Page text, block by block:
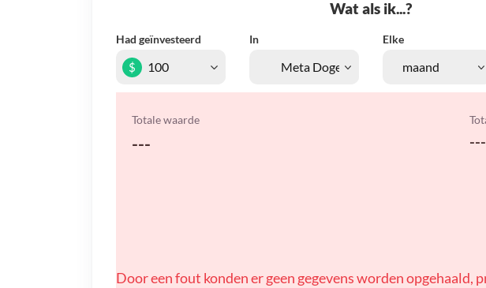
Wat als ik...?
Had geïnvesteerd In Elke
$
Totale waarde
--- ---
Door een fout konden er geen gegevens worden opgehaald,